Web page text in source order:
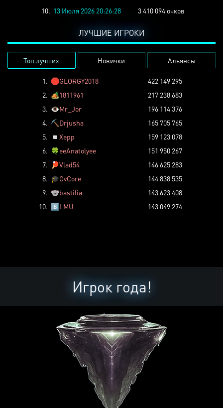
10. 13 Июля 2026 20:26:28 3 410 094 очков
ЛУЧШИЕ ИГРОКИ
Топ лучших Новички Альянсы
1. 🛑GEORGY2018
422 149 295
2. 🏕️1811961
217 238 683
3. 👁️Mr_Jor
196 114 376
4. ⛏️ Drjusha
165 705 765
5.
◽ Xepp
159 123 078
6. 🍀eeAnatolyee
151 950 267
7.
🏓Vlad54
146 625 283
8. 🎓OvCore
144 838 535
9. 🐨bastilia
143 623 408
10. 8️⃣LMU 143 049 274
Игрок года!